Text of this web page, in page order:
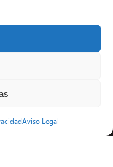
Aviso Legal